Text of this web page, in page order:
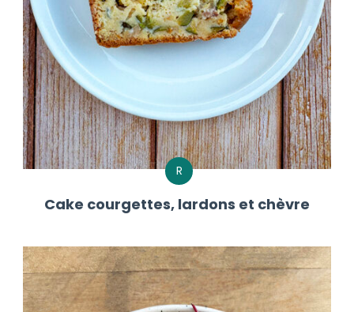
R
Cake courgettes, lardons et chèvre